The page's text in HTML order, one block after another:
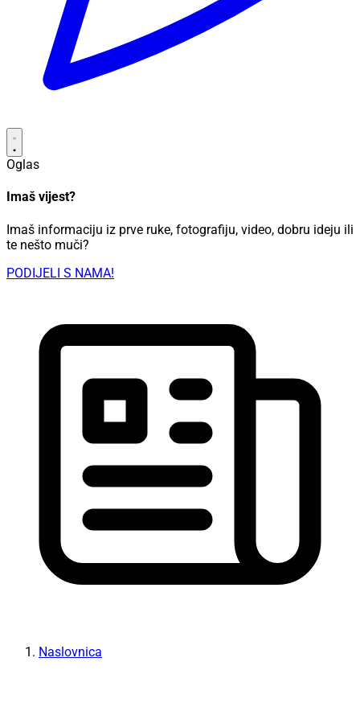
Oglas
Imaš vijest?
Imaš informaciju iz prve ruke, fotografiju, video, dobru ideju ili
te nešto muči?
PODIJELI S NAMA!
Naslovnica